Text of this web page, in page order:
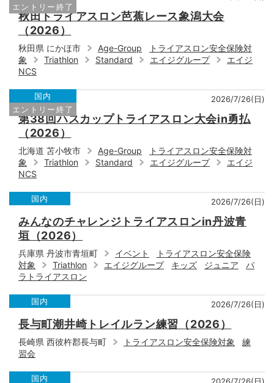
エントリー終了
秋田トライアスロン芭蕉レース象潟大会
（2026）
秋田県 にかほ市 Age-Group
トライアスロン安全保険対
象
Triathlon Standard エイジグループ
エイジ
NCS
国内
エントリー終了
2026/7/26(日)
第38回ハスカップトライアスロン大会in勇払
（2026）
北海道 苫小牧市 Age-Group
トライアスロン安全保険対
象
Triathlon Standard エイジグループ
エイジ
NCS
国内 2026/7/26(日)
みんなのチャレンジトライアスロンin丹波青
垣（2026）
兵庫県 丹波市青垣町 イベント
トライアスロン安全保険
対象
Triathlon エイジグループ キッズ ジュニア
パ
ラトライアスロン
国内 2026/7/26(日)
長与町潮井崎トレイルラン練習（2026）
長崎県 西彼杵郡長与町 トライアスロン安全保険対象
練
習会
国内